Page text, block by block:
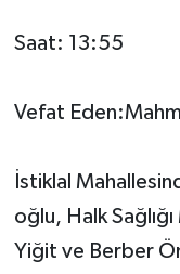
Saat: 13:55
Vefat
İstiklal
oğlu, Halk
Yiğit ve Berber